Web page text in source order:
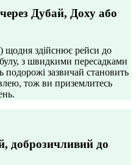
Дубай, Доху або
щодня здійснює рейси до
з швидкими пересадками
подорожі зазвичай становить
тож ви приземлитесь
доброзичливий до